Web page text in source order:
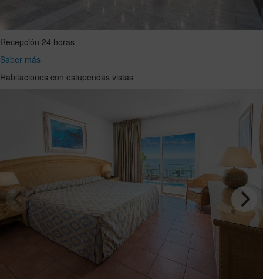
Recepción 24 horas
Saber más
Habitaciones con estupendas vistas